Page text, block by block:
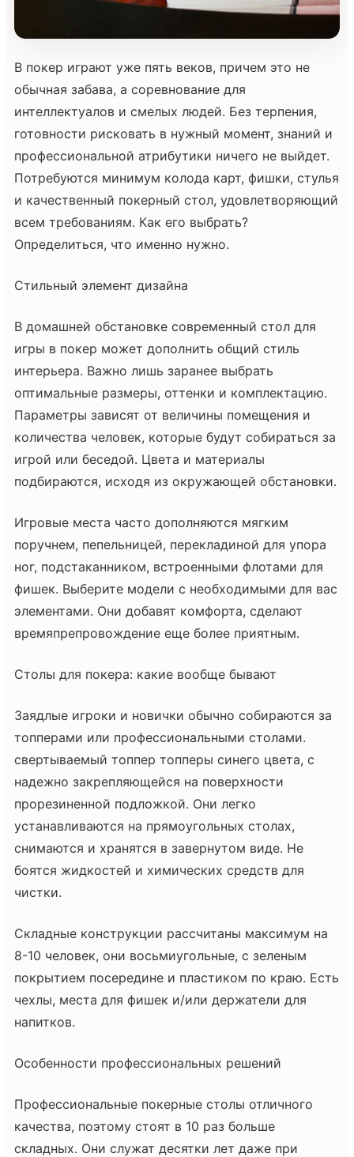
В покер играют уже пять веков, причем это не
обычная забава, а соревнование для
интеллектуалов и смелых людей. Без терпения,
готовности рисковать в нужный момент, знаний и
профессиональной атрибутики ничего не выйдет.
Потребуются минимум колода карт, фишки, стулья
и качественный покерный стол, удовлетворяющий
всем требованиям. Как его выбрать?
Определиться, что именно нужно.
Стильный элемент дизайна
В домашней обстановке современный стол для
игры в покер может дополнить общий стиль
интерьера. Важно лишь заранее выбрать
оптимальные размеры, оттенки и комплектацию.
Параметры зависят от величины помещения и
количества человек, которые будут собираться за
игрой или беседой. Цвета и материалы
подбираются, исходя из окружающей обстановки.
Игровые места часто дополняются мягким
поручнем, пепельницей, перекладиной для упора
ног, подстаканником, встроенными флотами для
фишек. Выберите модели с необходимыми для вас
элементами. Они добавят комфорта, сделают
времяпрепровождение еще более приятным.
Столы для покера: какие вообще бывают
Заядлые игроки и новички обычно собираются за
топперами или профессиональными столами.
свертываемый топпер топперы синего цвета, с
надежно закрепляющейся на поверхности
прорезиненной подложкой. Они легко
устанавливаются на прямоугольных столах,
снимаются и хранятся в завернутом виде. Не
боятся жидкостей и химических средств для
чистки.
Складные конструкции рассчитаны максимум на
8-10 человек, они восьмиугольные, с зеленым
покрытием посередине и пластиком по краю. Есть
чехлы, места для фишек и/или держатели для
напитков.
Особенности профессиональных решений
Профессиональные покерные столы отличного
качества, поэтому стоят в 10 раз больше
складных. Они служат десятки лет даже при